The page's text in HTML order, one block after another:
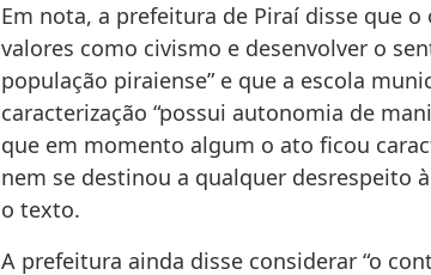
Em nota, a prefeitura de Piraí disse que
valores como civismo e desenvolver o
população piraiense” e que a escola
caracterização “possui autonomia de
que em momento algum o ato ficou
nem se destinou a qualquer desrespeito
o texto.
A prefeitura ainda disse considerar “o